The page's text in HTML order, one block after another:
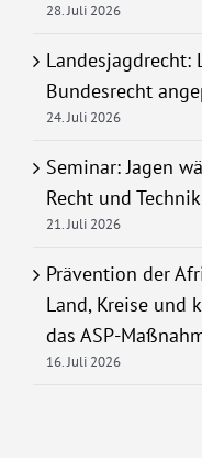
28. Juli 2026
Landesjagdrecht:
Bundesrecht
24. Juli 2026
Seminar: Jagen
Recht und Technik
21. Juli 2026
Prävention der
Land, Kreise und
das ASP-
16. Juli 2026